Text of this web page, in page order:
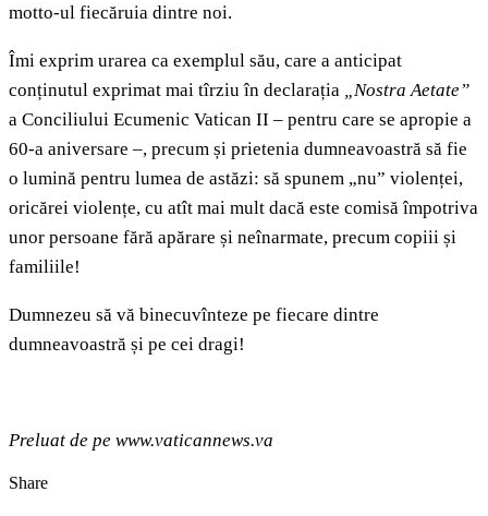
motto-ul fiecăruia dintre noi.
Îmi exprim urarea ca exemplul său, care a anticipat
conținutul exprimat mai tîrziu în declarația „Nostra Aetate”
a Conciliului Ecumenic Vatican II – pentru care se apropie a
60-a aniversare –, precum și prietenia dumneavoastră să fie
o lumină pentru lumea de astăzi: să spunem „nu” violenței,
oricărei violențe, cu atît mai mult dacă este comisă împotriva
unor persoane fără apărare și neînarmate, precum copiii și
familiile!
Dumnezeu să vă binecuvînteze pe fiecare dintre
dumneavoastră și pe cei dragi!
Preluat de pe www.vaticannews.va
Share